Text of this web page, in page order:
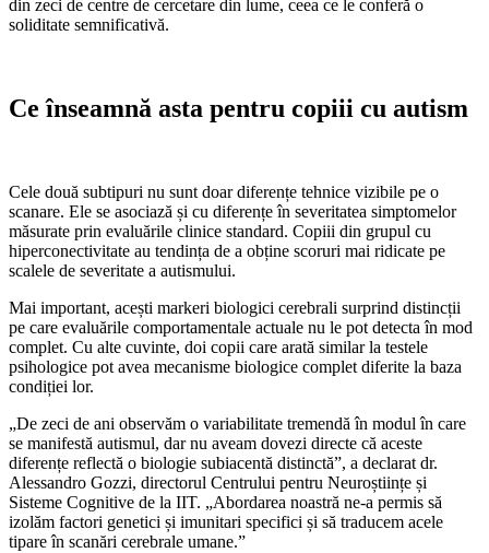
din zeci de centre de cercetare din lume, ceea ce le conferă o
soliditate semnificativă.
Ce înseamnă asta pentru copiii cu autism
Cele două subtipuri nu sunt doar diferențe tehnice vizibile pe o
scanare. Ele se asociază și cu diferențe în severitatea simptomelor
măsurate prin evaluările clinice standard. Copiii din grupul cu
hiperconectivitate au tendința de a obține scoruri mai ridicate pe
scalele de severitate a autismului.
Mai important, acești markeri biologici cerebrali surprind distincții
pe care evaluările comportamentale actuale nu le pot detecta în mod
complet. Cu alte cuvinte, doi copii care arată similar la testele
psihologice pot avea mecanisme biologice complet diferite la baza
condiției lor.
„De zeci de ani observăm o variabilitate tremendă în modul în care
se manifestă autismul, dar nu aveam dovezi directe că aceste
diferențe reflectă o biologie subiacentă distinctă”, a declarat dr.
Alessandro Gozzi, directorul Centrului pentru Neuroștiințe și
Sisteme Cognitive de la IIT. „Abordarea noastră ne-a permis să
izolăm factori genetici și imunitari specifici și să traducem acele
tipare în scanări cerebrale umane.”